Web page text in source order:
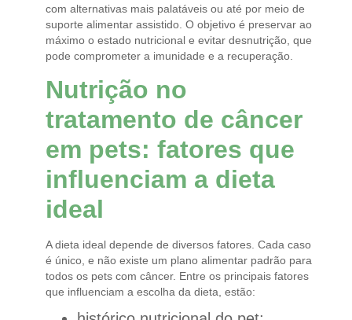
com alternativas mais palatáveis ou até por meio de
suporte alimentar assistido. O objetivo é preservar ao
máximo o estado nutricional e evitar desnutrição, que
pode comprometer a imunidade e a recuperação.
Nutrição no
tratamento de câncer
em pets: fatores que
influenciam a dieta
ideal
A dieta ideal depende de diversos fatores. Cada caso
é único, e não existe um plano alimentar padrão para
todos os pets com câncer. Entre os principais fatores
que influenciam a escolha da dieta, estão: